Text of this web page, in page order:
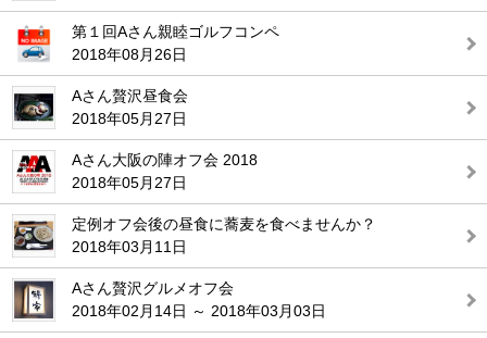
第１回Aさん親睦ゴルフコンペ
2018年08月26日
Aさん贅沢昼食会
2018年05月27日
Aさん大阪の陣オフ会 2018
2018年05月27日
定例オフ会後の昼食に蕎麦を食べませんか？
2018年03月11日
Aさん贅沢グルメオフ会
2018年02月14日 ～ 2018年03月03日